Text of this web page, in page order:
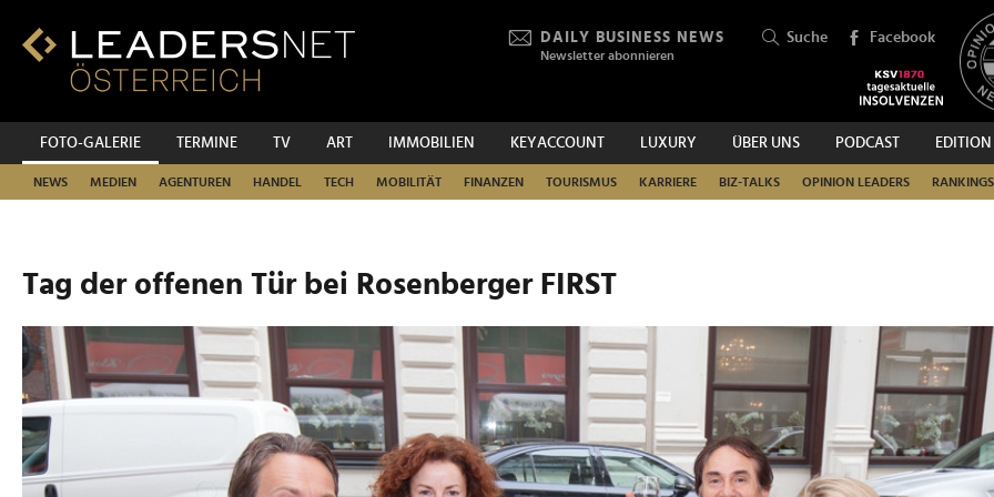
Inhalt
Fußzeilen-
Hauptnavigation
DAILY BUSINESS NEWS
Newsletter abonnieren
Suche Facebook
FOTO-GALERIE TERMINE TV ART IMMOBILIEN KEYACCOUNT LUXURY ÜBER UNS PODCAST EDITION
NEWS MEDIEN AGENTUREN HANDEL TECH MOBILITÄT FINANZEN TOURISMUS KARRIERE BIZ-TALKS OPINION LEADERS RANKINGS
SUCHEN
Tag der offenen Tür bei Rosenberger FIRST